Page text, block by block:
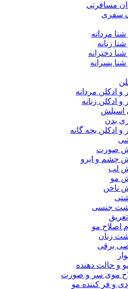
مسافرتی
سفری
شنا مردانه
شنا زنانه
شنا دخترانه
شنا پسرانه
ادکلن مردانه
ادکلن زنانه
اسپلش
بدن
ادکلن بچه گانه
صورت
چشم و ابرو
لب
مو
ناخن
جنسی
اصلاح مو
زنان
برقی
مو و حالت دهنده
موی سر و صورت
و فر کننده مو